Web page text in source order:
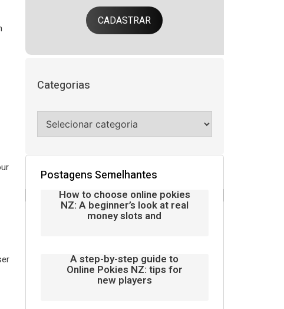
CADASTRAR
Categorias
Postagens Semelhantes
How to choose online pokies
NZ: A beginner’s look at real
money slots and
A step-by-step guide to
Online Pokies NZ: tips for
new players